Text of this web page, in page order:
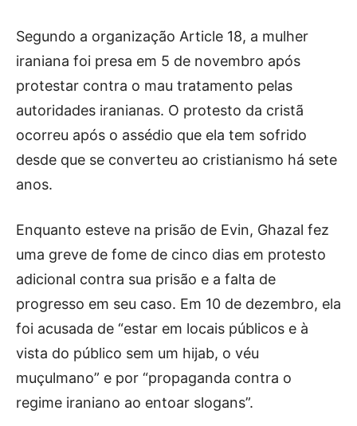
Segundo a organização Article 18, a mulher
iraniana foi presa em 5 de novembro após
protestar contra o mau tratamento pelas
autoridades iranianas. O protesto da cristã
ocorreu após o assédio que ela tem sofrido
desde que se converteu ao cristianismo há sete
anos.
Enquanto esteve na prisão de Evin, Ghazal fez
uma greve de fome de cinco dias em protesto
adicional contra sua prisão e a falta de
progresso em seu caso. Em 10 de dezembro, ela
foi acusada de “estar em locais públicos e à
vista do público sem um hijab, o véu
muçulmano” e por “propaganda contra o
regime iraniano ao entoar slogans”.